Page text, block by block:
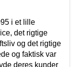
i et lille
det rigtige
og det rigtige
og faktisk var
deres kunder